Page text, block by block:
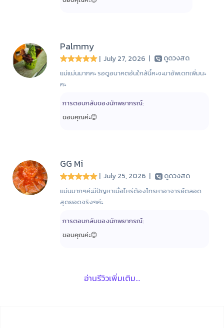
Palmmy
| July 27, 2026 | ดูดวงสด
แม่แม่นมากคะ รอดูอนาคตอันใกล้นี้คะจะมาอัพเดทเพิ่มนะ
คะ
การตอบกลับของนักพยากรณ์:
ขอบคุณค่ะ😊
GG Mi
| July 25, 2026 | ดูดวงสด
แม่นมากๆค่ะมีปัญหาเมื่อไหร่ต้องโทรหาอาจารย์ตลอด
สุดยอดจริงๆค่ะ
การตอบกลับของนักพยากรณ์:
ขอบคุณค่ะ😊
อ่านรีวิวเพิ่มเติม...